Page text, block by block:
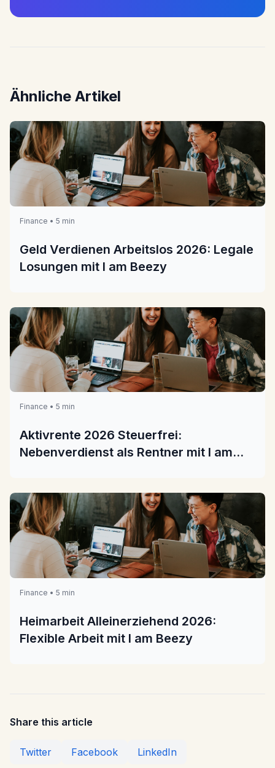
Ähnliche Artikel
Finance • 5 min
Geld Verdienen Arbeitslos 2026: Legale
Losungen mit I am Beezy
Finance • 5 min
Aktivrente 2026 Steuerfrei:
Nebenverdienst als Rentner mit I am
Finance • 5 min
Heimarbeit Alleinerziehend 2026:
Flexible Arbeit mit I am Beezy
Share this article
Twitter Facebook LinkedIn